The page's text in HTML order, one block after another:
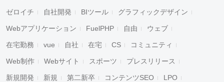
ゼロイチ 自社開発 BIツール グラフィックデザイン
Webアプリケーション FuelPHP 自由 ウェブ
在宅勤務 vue 自社 在宅 CS コミュニティ
Web制作 Webサイト スポーツ プレスリリース
新規開発 新規 第二新卒 コンテンツSEO LPO